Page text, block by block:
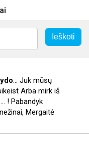
… Juk mūsų
Arba mirk iš
! Pabandyk
Mergaitė